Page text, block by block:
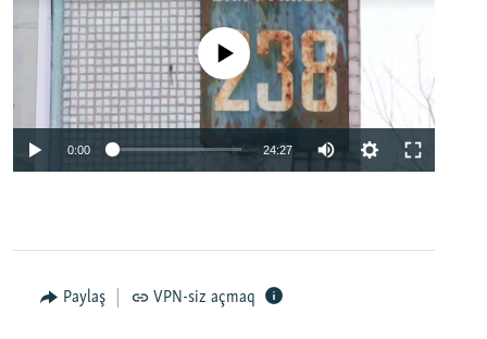
No media source currently available
0:00 24:27
Paylaş VPN-siz açmaq